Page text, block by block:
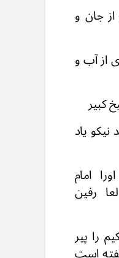
جان و
از آب و
کبیر
یاد
امام
را پیر